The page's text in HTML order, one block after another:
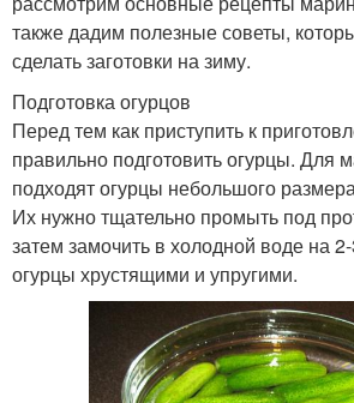
также дадим полезные советы,
сделать заготовки на зиму.
Подготовка огурцов
Перед тем как приступить к
правильно подготовить огурцы. Для
подходят огурцы небольшого
Их нужно тщательно промыть под
затем замочить в холодной воде на
огурцы хрустящими и упругими.